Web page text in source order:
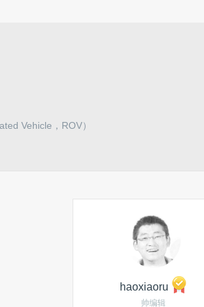
Vehicle，ROV）
haoxiaoru
帅编辑